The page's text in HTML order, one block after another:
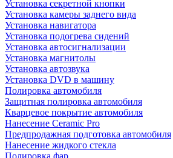
Установка секретной кнопки
Установка камеры заднего вида
Установка навигатора
Установка подогрева сидений
Установка автосигнализации
Установка магнитолы
Установка автозвука
Установка DVD в машину
Полировка автомобиля
Защитная полировка автомобиля
Кварцевое покрытие автомобиля
Нанесение Ceramic Pro
Предпродажная подготовка автомобиля
Нанесение жидкого стекла
Полировка фар